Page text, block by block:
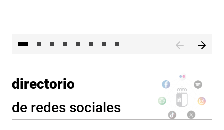
directorio
de redes sociales